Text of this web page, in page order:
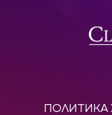
ПОЛИТИКА